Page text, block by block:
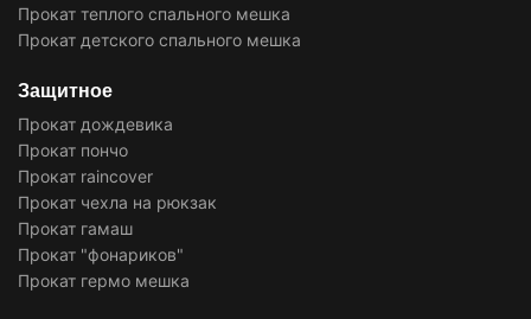
Прокат теплого спального мешка
Прокат детского спального мешка
Защитное
Прокат дождевика
Прокат пончо
Прокат raincover
Прокат чехла на рюкзак
Прокат гамаш
Прокат "фонариков"
Прокат гермо мешка